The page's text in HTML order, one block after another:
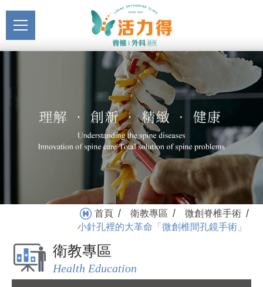
小針孔裡的大革命「微創
椎間孔鏡手術」_微創脊椎
手術_衛教專區 | 活力得脊
椎外科診所
主選單關於活力得
醫療服務
Medical Service
就醫指南
Medical Instruction
衛教專區
Health Education
首頁 / 衛教專區 / 微創脊椎手術 /
小針孔裡的大革命「微創椎間孔鏡手術」
衛教專區
Health Education